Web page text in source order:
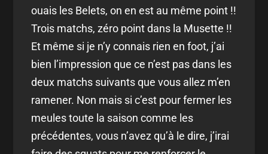
ouais les Belets, on en est au même point !!
Trois matchs, zéro point dans la Musette !!
Et même si je n’y connais rien en foot, j’ai
bien l’impression que ce n’est pas dans les
deux matchs suivants que vous allez m’en
ramener. Non mais si c’est pour fermer les
meules toute la saison comme les
précédentes, vous n’avez qu’à le dire, j’irai